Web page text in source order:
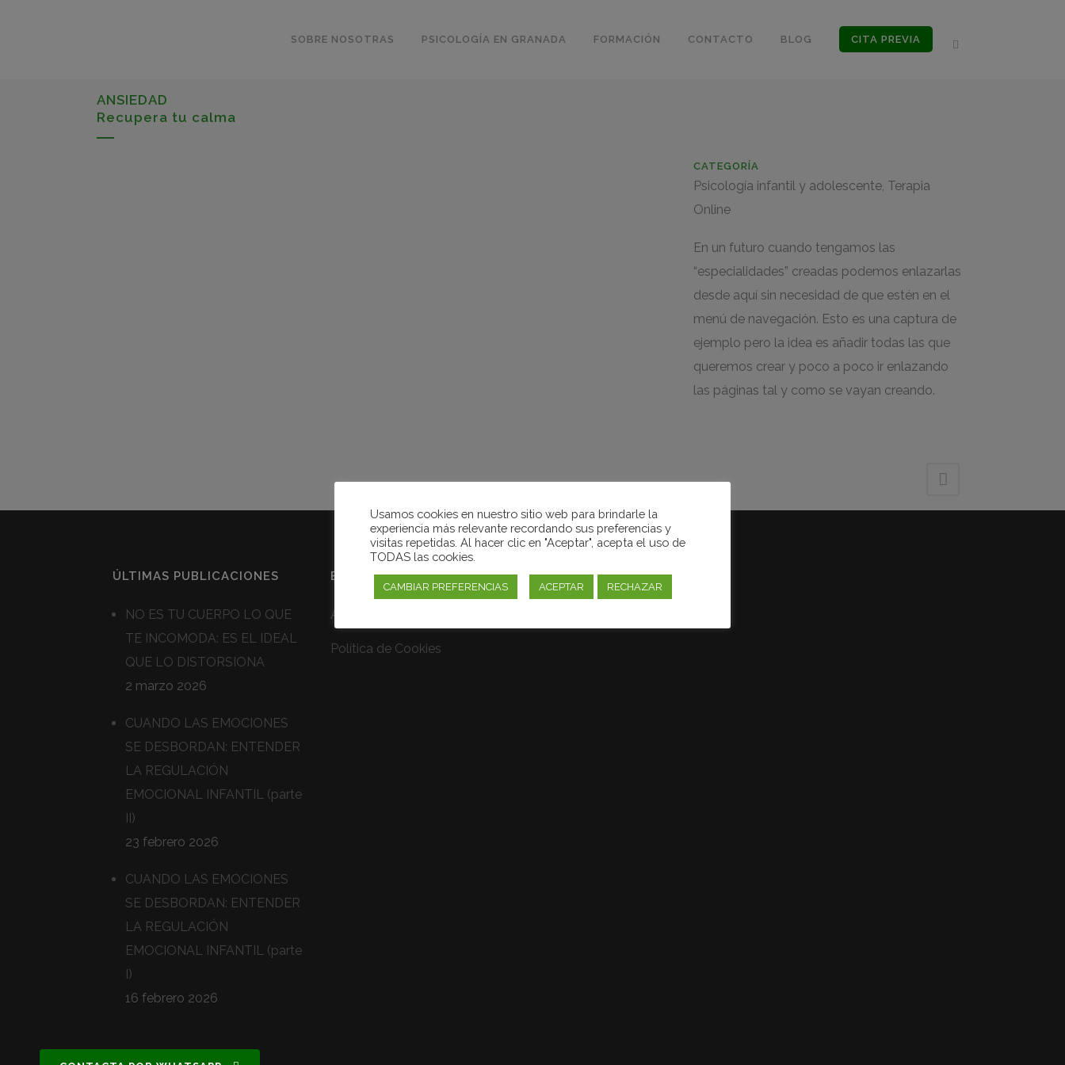
SOBRE NOSOTRAS PSICOLOGÍA EN GRANADA FORMACIÓN CONTACTO BLOG CITA PREVIA
ANSIEDAD
Recupera tu calma
CATEGORÍA
Psicología infantil y adolescente, Terapia
Online
En un futuro cuando tengamos las
“especialidades” creadas podemos enlazarlas
desde aquí sin necesidad de que estén en el
menú de navegación. Esto es una captura de
ejemplo pero la idea es añadir todas las que
queremos crear y poco a poco ir enlazando
las páginas tal y como se vayan creando.
ÚLTIMAS PUBLICACIONES
NO ES TU CUERPO LO QUE
TE INCOMODA: ES EL IDEAL
QUE LO DISTORSIONA
2 marzo 2026
CUANDO LAS EMOCIONES
SE DESBORDAN: ENTENDER
LA REGULACIÓN
EMOCIONAL INFANTIL (parte
II)
23 febrero 2026
CUANDO LAS EMOCIONES
SE DESBORDAN: ENTENDER
LA REGULACIÓN
EMOCIONAL INFANTIL (parte
I)
16 febrero 2026
ENLACES DE INTERES
Aviso legal
Política de Cookies
Usamos cookies en nuestro sitio web para brindarle la
experiencia más relevante recordando sus preferencias y
visitas repetidas. Al hacer clic en "Aceptar", acepta el uso de
TODAS las cookies.
CAMBIAR PREFERENCIAS ACEPTAR RECHAZAR